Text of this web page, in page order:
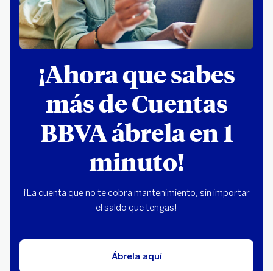
¡Ahora que sabes
más de Cuentas
BBVA ábrela en 1
minuto!
¡La cuenta que no te cobra mantenimiento, sin importar
el saldo que tengas!
Ábrela aquí